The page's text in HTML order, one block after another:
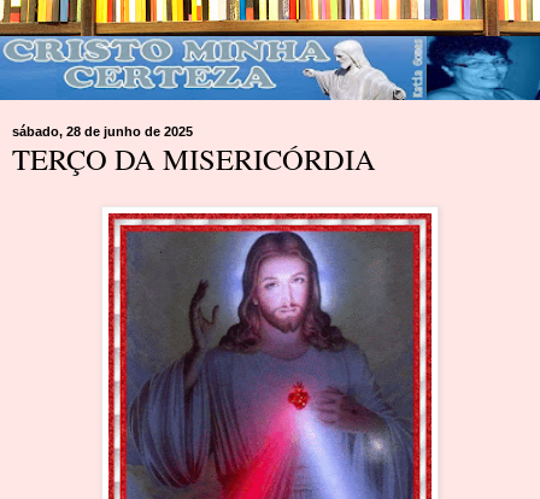
sábado, 28 de junho de 2025
TERÇO DA MISERICÓRDIA